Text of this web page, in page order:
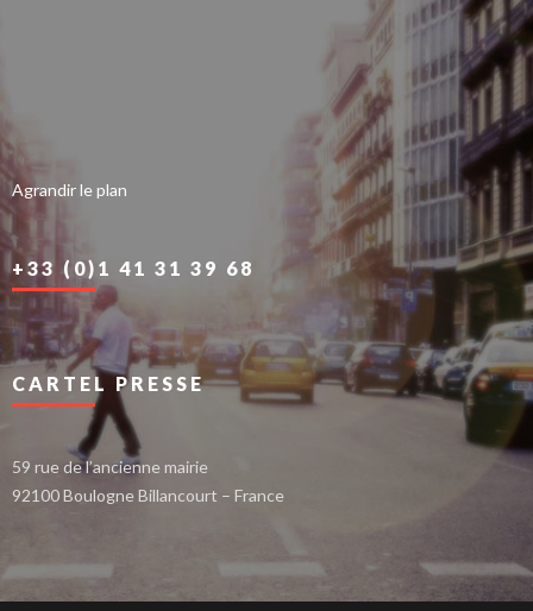
Agrandir le plan
+33 (0)1 41 31 39 68
CARTEL PRESSE
59 rue de l’ancienne mairie
92100 Boulogne Billancourt – France